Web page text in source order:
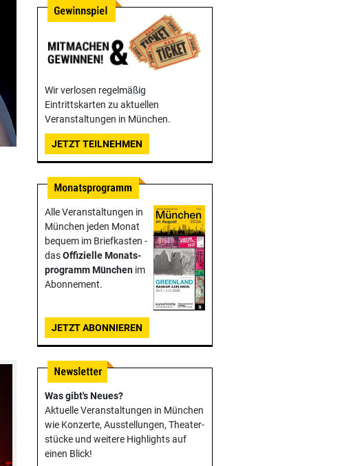
Wir verlosen regelmäßig
Eintrittskarten zu aktuellen
Veranstaltungen in München.
JETZT TEILNEHMEN
Alle Veranstaltungen in
München jeden Monat
bequem im Briefkasten -
dasOffizielle Monats­
programm München im
Abonnement.
JETZT ABONNIEREN
Was gibt's Neues?
Aktuelle Veranstaltungen in München
wie Konzerte, Ausstellungen, Theater­
stücke und weitere Highlights auf
einen Blick!